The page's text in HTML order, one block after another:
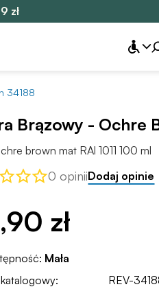
zł
34188
Brązowy - Ochre
brown mat RAl 1011 100 ml
0 opiniiDodaj opinie
zł
Mała
REV-